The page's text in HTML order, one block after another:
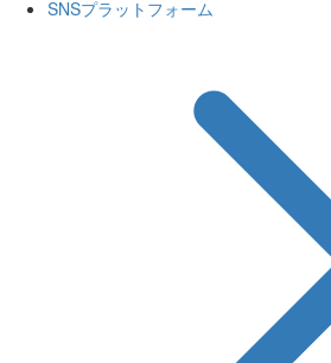
SNSプラットフォーム